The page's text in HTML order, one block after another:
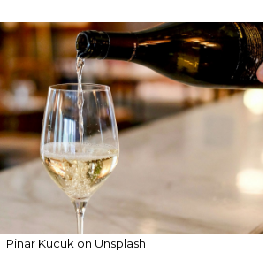
Pinar Kucuk on Unsplash